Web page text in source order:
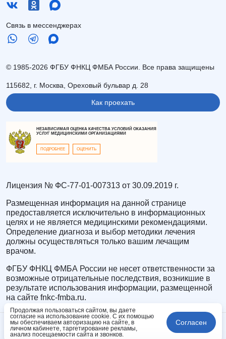
Связь в мессенджерах
© 1985-2026 ФГБУ ФНКЦ ФМБА России. Все права защищены
115682, г. Москва, Ореховый бульвар д. 28
Как проехать
НЕЗАВИСИМАЯ ОЦЕНКА КАЧЕСТВА УСЛОВИЙ ОКАЗАНИЯ
УСЛУГ МЕДИЦИНСКИМИ ОРГАНИЗАЦИЯМИ
ПОДРОБНЕЕ ОЦЕНИТЬ
Лицензия № ФС-77-01-007313 от 30.09.2019 г.
Размещенная информация на данной странице
предоставляется исключительно в информационных
целях и не является медицинскими рекомендациями.
Определение диагноза и выбор методики лечения
должны осуществляться только вашим лечащим
врачом.
ФГБУ ФНКЦ ФМБА России не несет ответственности за
возможные отрицательные последствия, возникшие в
результате использования информации, размещенной
на сайте fnkc-fmba.ru.
Продолжая пользоваться сайтом, вы даете
согласие на использование cookie. С их помощью
мы обеспечиваем авторизацию на сайте, в
личном кабинете, таргетирование рекламы,
анализ посещаемости сайта и звонков.
Согласен